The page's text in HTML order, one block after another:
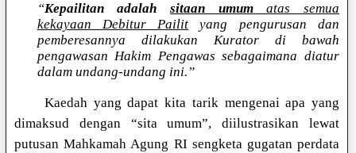
“Kepailitan adalah sitaan umumatas semua
kekayaan Debitur Pailit yang pengurusan dan
pemberesannya dilakukan Kurator di bawah
pengawasan Hakim Pengawas sebagaimana diatur
dalam undang-undang ini.”
Kaedah yang dapat kita tarik mengenai apa yang
dimaksud dengan “sita umum”, diilustrasikan lewat
putusan Mahkamah Agung RI sengketa gugatan perdata